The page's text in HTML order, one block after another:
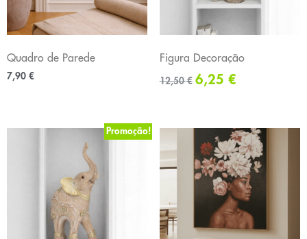
Quadro de Parede
7,90 €
Figura Decoração
12,50€ 6,25 €
Promoção!